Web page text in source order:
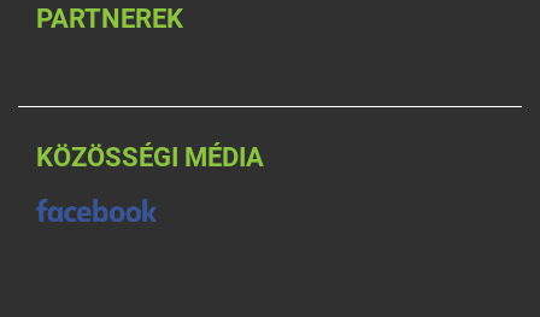
PARTNEREK
KÖZÖSSÉGI MÉDIA